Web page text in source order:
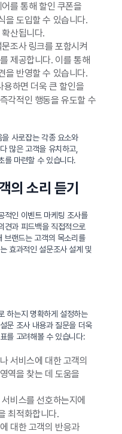
를 통해 할인 쿠폰을
을 도입할 수 있습니다.
산됩니다.
조사 링크를 포함시켜
제공합니다. 이를 통해
을 반영할 수 있습니다.
하면 더욱 큰 할인을
각적인 행동을 유도할 수
사로잡는 각종 요소와
많은 고객을 유치하고,
를 마련할 수 있습니다.
의 소리 듣기
적인 이벤트 마케팅 조사를
견과 피드백을 직접적으로
브랜드는 고객의 목소리를
효과적인 설문조사 설계 및
하는지 명확하게 설정하는
문 조사 내용과 질문을 더욱
를 고려해볼 수 있습니다:
서비스에 대한 고객의
역을 찾는 데 도움을
비스를 선호하는지에
최적화합니다.
대한 고객의 반응과